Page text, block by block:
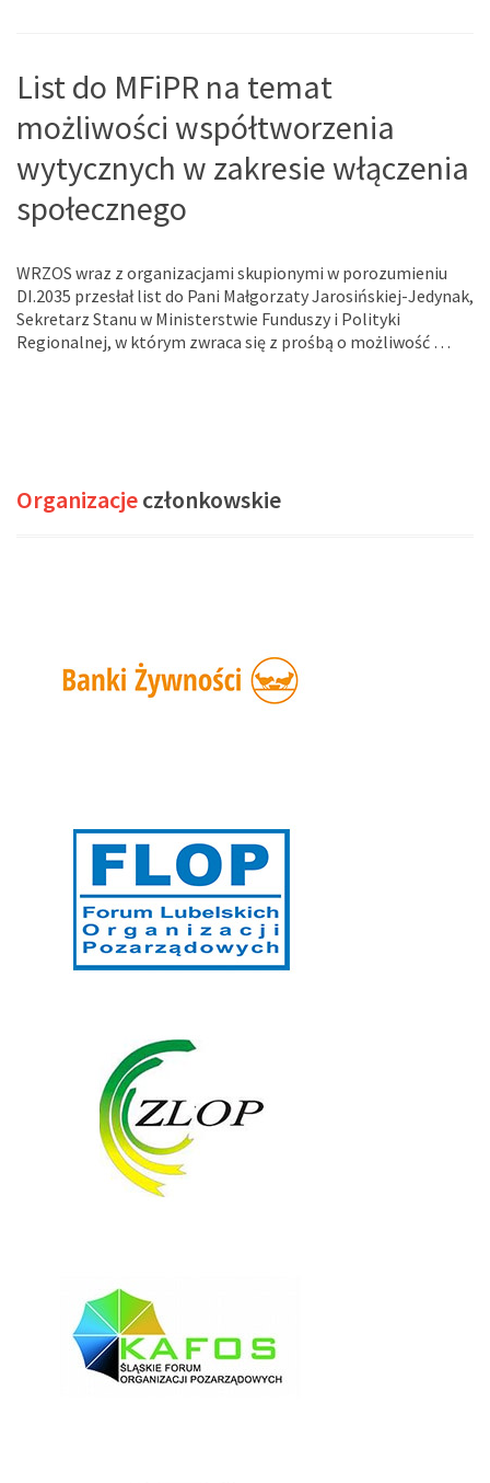
List do MFiPR na temat
możliwości współtworzenia
wytycznych w zakresie włączenia
społecznego
WRZOS wraz z organizacjami skupionymi w porozumieniu
DI.2035 przesłał list do Pani Małgorzaty Jarosińskiej-Jedynak,
Sekretarz Stanu w Ministerstwie Funduszy i Polityki
Regionalnej, w którym zwraca się z prośbą o możliwość …
Organizacjeczłonkowskie